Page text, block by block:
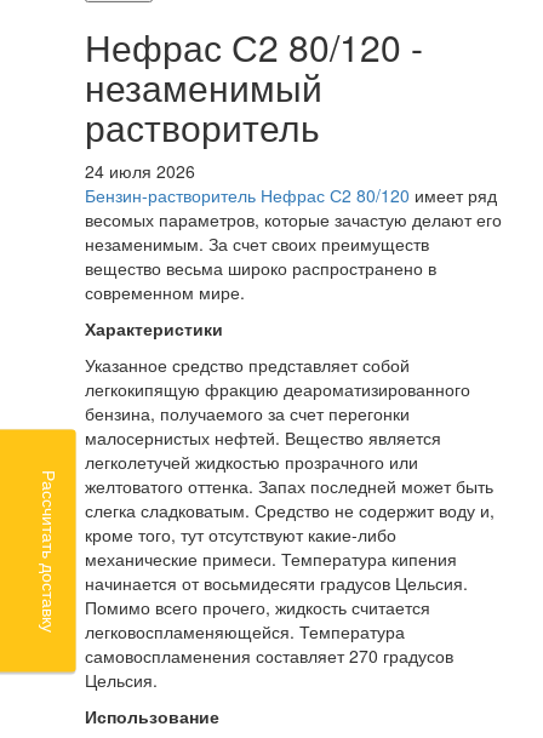
Нефрас С2 80/120 -
незаменимый
растворитель
24 июля 2026
Бензин-растворитель Нефрас С2 80/120 имеет ряд
весомых параметров, которые зачастую делают его
незаменимым. За счет своих преимуществ
вещество весьма широко распространено в
современном мире.
Характеристики
Указанное средство представляет собой
легкокипящую фракцию деароматизированного
бензина, получаемого за счет перегонки
малосернистых нефтей. Вещество является
легколетучей жидкостью прозрачного или
желтоватого оттенка. Запах последней может быть
слегка сладковатым. Средство не содержит воду и,
кроме того, тут отсутствуют какие-либо
механические примеси. Температура кипения
начинается от восьмидесяти градусов Цельсия.
Помимо всего прочего, жидкость считается
легковоспламеняющейся. Температура
самовоспламенения составляет 270 градусов
Цельсия.
Использование
Рассчитать доставку